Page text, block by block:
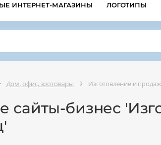
ИНТЕРНЕТ-МАГАЗИНЫ ЛОГОТИПЫ
Дом, офис, зоотовары Изготовление и
сайты-бизнес